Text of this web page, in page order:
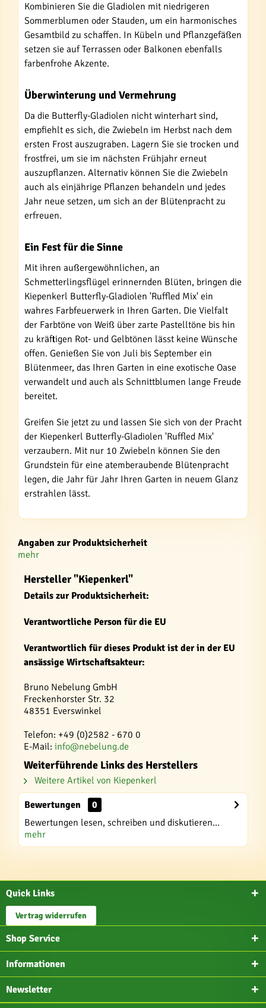
Kombinieren Sie die Gladiolen mit niedrigeren
Sommerblumen oder Stauden, um ein harmonisches
Gesamtbild zu schaffen. In Kübeln und Pflanzgefäßen
setzen sie auf Terrassen oder Balkonen ebenfalls
farbenfrohe Akzente.
Überwinterung und Vermehrung
Da die Butterfly-Gladiolen nicht winterhart sind,
empfiehlt es sich, die Zwiebeln im Herbst nach dem
ersten Frost auszugraben. Lagern Sie sie trocken und
frostfrei, um sie im nächsten Frühjahr erneut
auszupflanzen. Alternativ können Sie die Zwiebeln
auch als einjährige Pflanzen behandeln und jedes
Jahr neue setzen, um sich an der Blütenpracht zu
erfreuen.
Ein Fest für die Sinne
Mit ihren außergewöhnlichen, an
Schmetterlingsflügel erinnernden Blüten, bringen die
Kiepenkerl Butterfly-Gladiolen 'Ruffled Mix' ein
wahres Farbfeuerwerk in Ihren Garten. Die Vielfalt
der Farbtöne von Weiß über zarte Pastelltöne bis hin
zu kräftigen Rot- und Gelbtönen lässt keine Wünsche
offen. Genießen Sie von Juli bis September ein
Blütenmeer, das Ihren Garten in eine exotische Oase
verwandelt und auch als Schnittblumen lange Freude
bereitet.
Greifen Sie jetzt zu und lassen Sie sich von der Pracht
der Kiepenkerl Butterfly-Gladiolen 'Ruffled Mix'
verzaubern. Mit nur 10 Zwiebeln können Sie den
Grundstein für eine atemberaubende Blütenpracht
legen, die Jahr für Jahr Ihren Garten in neuem Glanz
erstrahlen lässt.
Angaben zur Produktsicherheit
mehr
Hersteller "Kiepenkerl"
Details zur Produktsicherheit:
Verantwortliche Person für die EU
Verantwortlich für dieses Produkt ist der in der EU
ansässige Wirtschaftsakteur:
Bruno Nebelung GmbH
Freckenhorster Str. 32
48351 Everswinkel
Telefon: +49 (0)2582 - 670 0
E-Mail: info@nebelung.de
Weiterführende Links des Herstellers
Weitere Artikel von Kiepenkerl
Bewertungen
0
Bewertungen lesen, schreiben und diskutieren...
mehr
Quick Links
Vertrag widerrufen
Shop Service
Informationen
Newsletter